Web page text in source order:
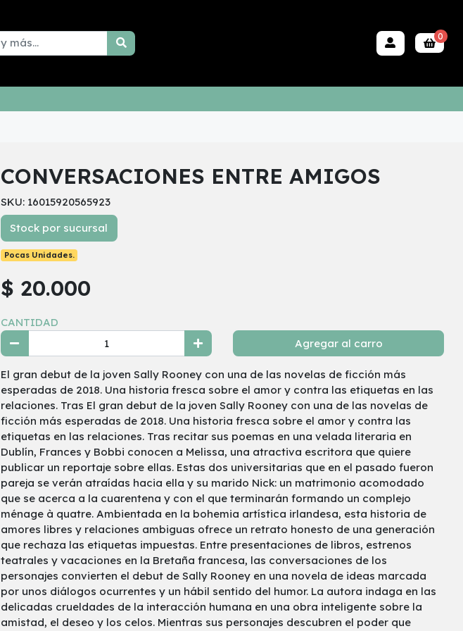
0
CONVERSACIONES ENTRE AMIGOS
SKU: 16015920565923
Stock por sucursal
Pocas Unidades.
$ 20.000
CANTIDAD
Agregar al carro
El gran debut de la joven Sally Rooney con una de las novelas de ficción más
esperadas de 2018. Una historia fresca sobre el amor y contra las etiquetas en las
relaciones. Tras El gran debut de la joven Sally Rooney con una de las novelas de
ficción más esperadas de 2018. Una historia fresca sobre el amor y contra las
etiquetas en las relaciones. Tras recitar sus poemas en una velada literaria en
Dublín, Frances y Bobbi conocen a Melissa, una atractiva escritora que quiere
publicar un reportaje sobre ellas. Estas dos universitarias que en el pasado fueron
pareja se verán atraídas hacia ella y su marido Nick: un matrimonio acomodado
que se acerca a la cuarentena y con el que terminarán formando un complejo
ménage à quatre. Ambientada en la bohemia artística irlandesa, esta historia de
amores libres y relaciones ambiguas ofrece un retrato honesto de una generación
que rechaza las etiquetas impuestas. Entre presentaciones de libros, estrenos
teatrales y vacaciones en la Bretaña francesa, las conversaciones de los
personajes convierten el debut de Sally Rooney en una novela de ideas marcada
por unos diálogos ocurrentes y un hábil sentido del humor. La autora indaga en las
delicadas crueldades de la interacción humana en una obra inteligente sobre la
amistad, el deseo y los celos. Mientras sus personajes descubren el poder que